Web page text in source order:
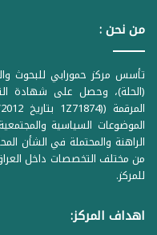
من نحن :
(الحلة)، وحصل على شهادة
الموضوعات السياسية
الراهنة والمحتملة في الشأن
من مختلف التخصصات داخل
للمركز.
اهداف المركز: